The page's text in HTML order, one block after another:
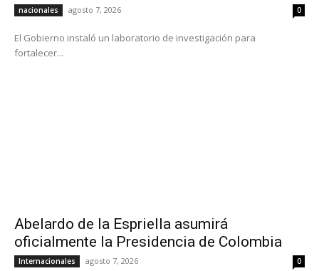
nacionales agosto 7, 2026 0
El Gobierno instaló un laboratorio de investigación para
fortalecer...
Abelardo de la Espriella asumirá
oficialmente la Presidencia de Colombia
Internacionales agosto 7, 2026 0